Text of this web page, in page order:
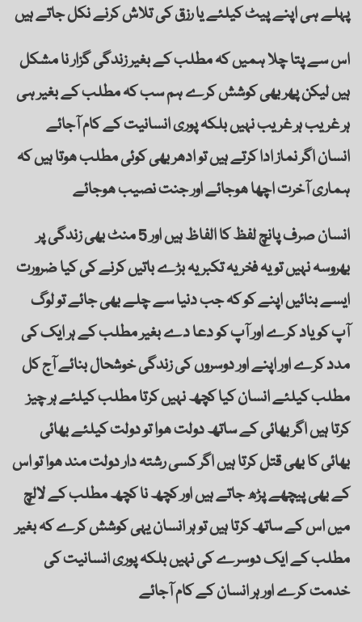
پہلے ہی اپنے پیٹ کیلئے یا رزق کی تلاش کرنے نکل جاتے ہیں
اس سے پتا چلا ہمیں کہ مطلب کے بغیر زندگی گزار نا مشکل
ہیں لیکن پھر بھی کوشش کرے ہم سب کہ مطلب کے بغیر ہی
ہر غریب ہر غریب نہیں بلکہ پوری انسانیت کے کام آجائے
انسان اگر نماز ادا کرتے ہیں تو ادھر بھی کوئی مطلب ھوتا ہیں کہ
ہماری آخرت اچھا ھوجائے اور جنت نصیب ھوجائے
انسان صرف پانچ لفظ کا الفاظ ہیں اور 5 منٹ بھی زندگی پر
بھروسہ نہیں تو یہ فخر یہ تکبر یہ بڑے باتیں کرنے کی کیا ضرورت
ایسے بنائیں اپنے کو کہ جب دنیا سے چلے بھی جائے تو لوگ
آپ کو یاد کرے اور آپ کو دعا دے بغیر مطلب کے ہر ایک کی
مدد کرے اور اپنے اور دوسروں کی زندگی خوشحال بنائے آج کل
مطلب کیلئے انسان کیا کچھ نہیں کرتا مطلب کیلئے ہر چیز
کرتا ہیں اگر بھائی کے ساتھ دولت ھوا تو دولت کیلئے بھائی
بھائی کا بھی قتل کرتا ہیں اگر کسی رشتہ دار دولت مند ھوا تو اس
کے بھی پیچھے پڑھ جاتے ہیں اور کچھ نا کچھ مطلب کے لالچ
میں اس کے ساتھ کرتا ہیں تو ہر انسان یہی کوشش کرے کہ بغیر
مطلب کے ایک دوسرے کی نہیں بلکہ پوری انسانیت کی
خدمت کرے اور ہر انسان کے کام آجائے